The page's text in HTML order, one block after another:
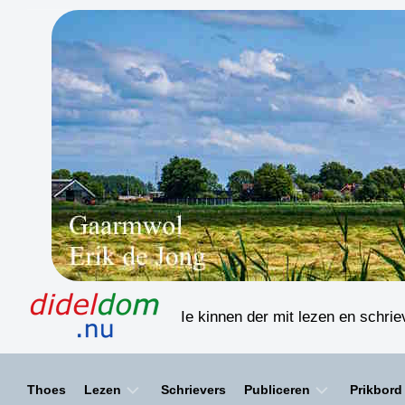
Ie kinnen der mit lezen en
Thoes Lezen Schrievers Publiceren Prikbord